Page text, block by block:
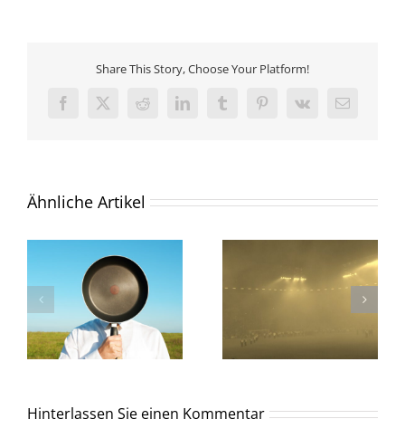
Share This Story, Choose Your Platform!
Facebook
X RedditLinkedInTumblrPinterest
Vk
E-
Ähnliche Artikel
Hinterlassen Sie einen Kommentar